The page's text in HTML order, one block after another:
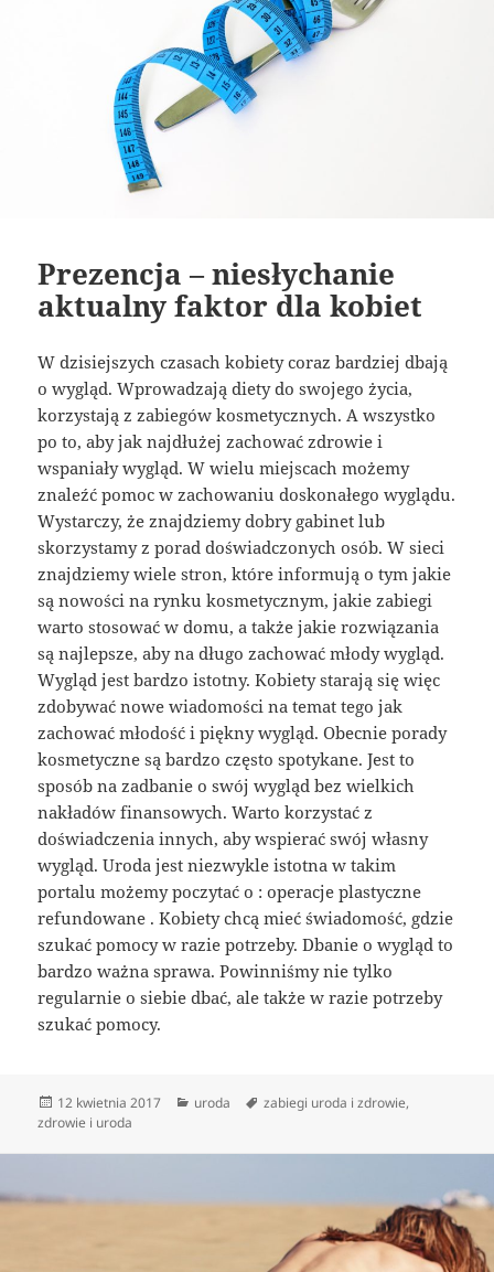
Prezencja – niesłychanie
aktualny faktor dla kobiet
W dzisiejszych czasach kobiety coraz bardziej dbają
o wygląd. Wprowadzają diety do swojego życia,
korzystają z zabiegów kosmetycznych. A wszystko
po to, aby jak najdłużej zachować zdrowie i
wspaniały wygląd. W wielu miejscach możemy
znaleźć pomoc w zachowaniu doskonałego wyglądu.
Wystarczy, że znajdziemy dobry gabinet lub
skorzystamy z porad doświadczonych osób. W sieci
znajdziemy wiele stron, które informują o tym jakie
są nowości na rynku kosmetycznym, jakie zabiegi
warto stosować w domu, a także jakie rozwiązania
są najlepsze, aby na długo zachować młody wygląd.
Wygląd jest bardzo istotny. Kobiety starają się więc
zdobywać nowe wiadomości na temat tego jak
zachować młodość i piękny wygląd. Obecnie porady
kosmetyczne są bardzo często spotykane. Jest to
sposób na zadbanie o swój wygląd bez wielkich
nakładów finansowych. Warto korzystać z
doświadczenia innych, aby wspierać swój własny
wygląd. Uroda jest niezwykle istotna w takim
portalu możemy poczytać o : operacje plastyczne
refundowane . Kobiety chcą mieć świadomość, gdzie
szukać pomocy w razie potrzeby. Dbanie o wygląd to
bardzo ważna sprawa. Powinniśmy nie tylko
regularnie o siebie dbać, ale także w razie potrzeby
szukać pomocy.
Data
publikacji
12 kwietnia 2017 Kategorie
uroda Tagi
zabiegi uroda i zdrowie,
zdrowie i uroda